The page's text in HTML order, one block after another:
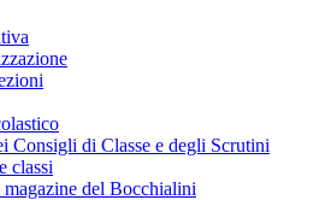
Consigli di Classe e degli Scrutini
classi
del Bocchialini